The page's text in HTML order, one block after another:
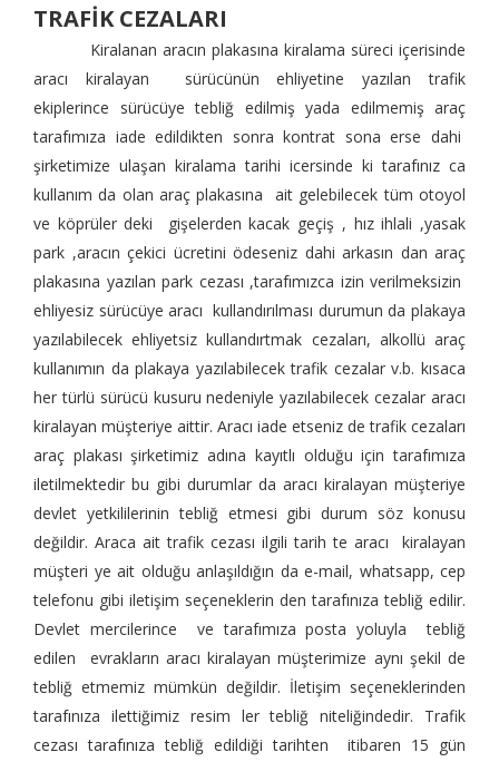
TRAFİK CEZALARI
Kiralanan aracın plakasına kiralama süreci içerisinde
aracı kiralayan sürücünün ehliyetine yazılan trafik
ekiplerince sürücüye tebliğ edilmiş yada edilmemiş araç
tarafımıza iade edildikten sonra kontrat sona erse dahi
şirketimize ulaşan kiralama tarihi icersinde ki tarafınız ca
kullanım da olan araç plakasına ait gelebilecek tüm otoyol
ve köprüler deki gişelerden kacak geçiş , hız ihlali ,yasak
park ,aracın çekici ücretini ödeseniz dahi arkasın dan araç
plakasına yazılan park cezası ,tarafımızca izin verilmeksizin
ehliyesiz sürücüye aracı kullandırılması durumun da plakaya
yazılabilecek ehliyetsiz kullandırtmak cezaları, alkollü araç
kullanımın da plakaya yazılabilecek trafik cezalar v.b. kısaca
her türlü sürücü kusuru nedeniyle yazılabilecek cezalar aracı
kiralayan müşteriye aittir. Aracı iade etseniz de trafik cezaları
araç plakası şirketimiz adına kayıtlı olduğu için tarafımıza
iletilmektedir bu gibi durumlar da aracı kiralayan müşteriye
devlet yetkililerinin tebliğ etmesi gibi durum söz konusu
değildir. Araca ait trafik cezası ilgili tarih te aracı kiralayan
müşteri ye ait olduğu anlaşıldığın da e-mail, whatsapp, cep
telefonu gibi iletişim seçeneklerin den tarafınıza tebliğ edilir.
Devlet mercilerince ve tarafımıza posta yoluyla tebliğ
edilen evrakların aracı kiralayan müşterimize aynı şekil de
tebliğ etmemiz mümkün değildir. İletişim seçeneklerinden
tarafınıza ilettiğimiz resim ler tebliğ niteliğindedir. Trafik
cezası tarafınıza tebliğ edildiği tarihten itibaren 15 gün